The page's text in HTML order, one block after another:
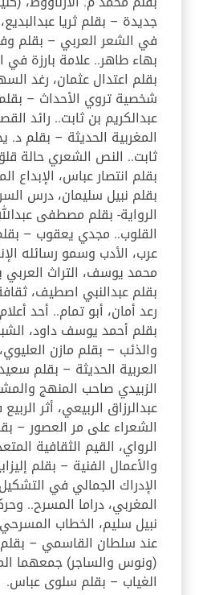
جديدة – بقلم ثريا
في الشعر العربي – بقلم
بهاء طاهر.. علامة بارزة
بقلم اعتدال عثمان، رغد
شخصية تروي الأحداث –
عبدالكريم بن ثابت.. رائد
المغربية الحديثة – بقلم د.
ثابت.. النص الشعري حالة
بقلم انتصار عباس، الإبداع
بقلم نبيل سليمان، درس
الرواية- بقلم مصطفى
القلوب.. مجدي يعقوب –
عرب، الأدب وسمو رسائله
محمد يوسف، التراث العربي
بقلم عبدالنبي اصطيف،
رعد أمان، أبو تمام.. أحد
بقلم أحمد يوسف داود،
والذئب – بقلم مازن
العربية الحديثة – بقلم
الزبيدي صاحب المنهج
عبدالرزاق الربيعي، أثر
الشعراء على مر العصور –
الرواي، القيم الثقافية
والأعمال الفنية – بقلم
الإدراك الجمالي في
المغربي، دراما المسرح..
نبيل سليم، الخطاب
عند سلطان القاسمي – بقلم
(ونوس والساجر) جمعهما
الغياب – بقلم سلوى عباس.